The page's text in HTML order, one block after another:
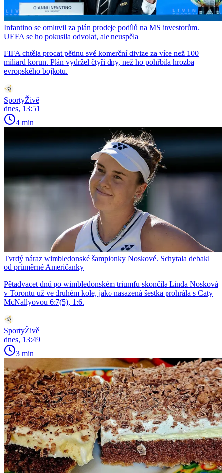
Infantino se omluvil za plán prodeje podílů na MS investorům.
UEFA se ho pokusila odvolat, ale neuspěla
FIFA chtěla prodat pětinu své komerční divize za více než 100
miliard korun. Plán vydržel čtyři dny, než ho pohřbila hrozba
evropského bojkotu.
SportyŽivě
dnes, 13:51
4 min
Tvrdý náraz wimbledonské šampionky Noskové. Schytala debakl
od průměrné Američanky
Pětadvacet dnů po wimbledonském triumfu skončila Linda Nosková
v Torontu už ve druhém kole, jako nasazená šestka prohrála s Caty
McNallyovou 6:7(5), 1:6.
SportyŽivě
dnes, 13:49
3 min